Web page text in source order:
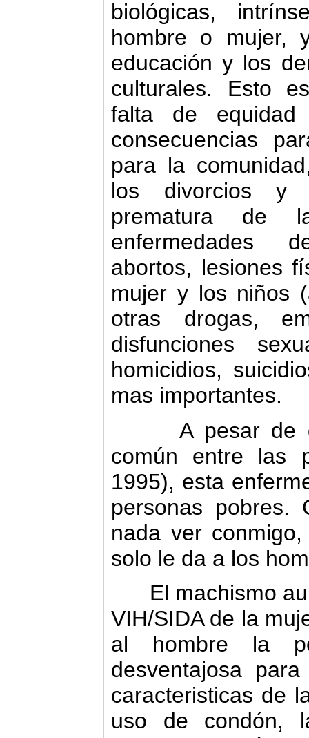
biológicas,
hombre o mujer,
educación y los
culturales. Esto
falta de
consecuencias
para la
los divorcios y
prematura de
enfermedades
abortos, lesiones
mujer y los niños
otras drogas,
disfunciones
homicidios,
mas importantes.
A pesar de
común entre las
1995), esta
personas pobres.
nada ver
solo le da a los
El machismo
VIH/SIDA de la
al hombre la
desventajosa
caracteristicas de
uso de condón,